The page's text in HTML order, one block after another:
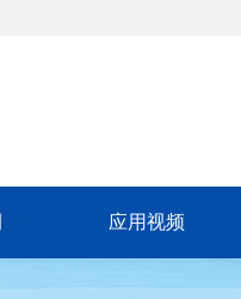
应用视频